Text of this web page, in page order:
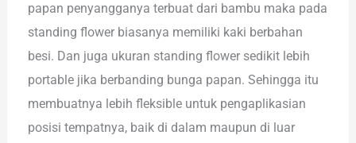
papan penyangganya terbuat dari bambu maka pada
standing flower biasanya memiliki kaki berbahan
besi. Dan juga ukuran standing flower sedikit lebih
portable jika berbanding bunga papan. Sehingga itu
membuatnya lebih fleksible untuk pengaplikasian
posisi tempatnya, baik di dalam maupun di luar